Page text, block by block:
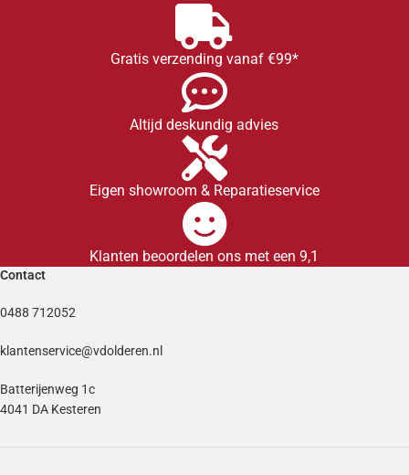
Gratis verzending vanaf €99*
Altijd deskundig advies
Eigen showroom & Reparatieservice
Klanten beoordelen ons met een 9,1
Contact
0488 712052
klantenservice@vdolderen.nl
Batterijenweg 1c
4041 DA Kesteren